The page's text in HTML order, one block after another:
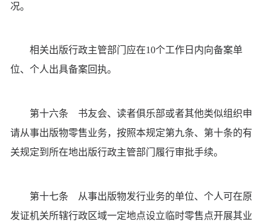
况。
相关出版行政主管部门应在10个工作日内向备案单
位、个人出具备案回执。
第十六条 书友会、读者俱乐部或者其他类似组织申
请从事出版物零售业务，按照本规定第九条、第十条的有
关规定到所在地出版行政主管部门履行审批手续。
第十七条 从事出版物发行业务的单位、个人可在原
发证机关所辖行政区域一定地点设立临时零售点开展其业